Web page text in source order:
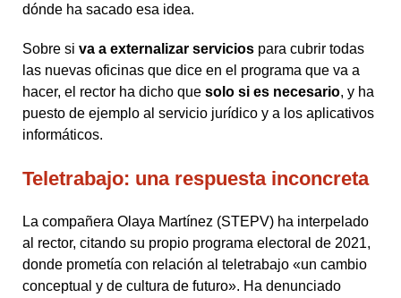
dónde ha sacado esa idea.
Sobre si va a externalizar servicios para cubrir todas
las nuevas oficinas que dice en el programa que va a
hacer, el rector ha dicho que solo si es necesario, y ha
puesto de ejemplo al servicio jurídico y a los aplicativos
informáticos.
Teletrabajo: una respuesta inconcreta
La compañera Olaya Martínez (STEPV) ha interpelado
al rector, citando su propio programa electoral de 2021,
donde prometía con relación al teletrabajo «un cambio
conceptual y de cultura de futuro». Ha denunciado